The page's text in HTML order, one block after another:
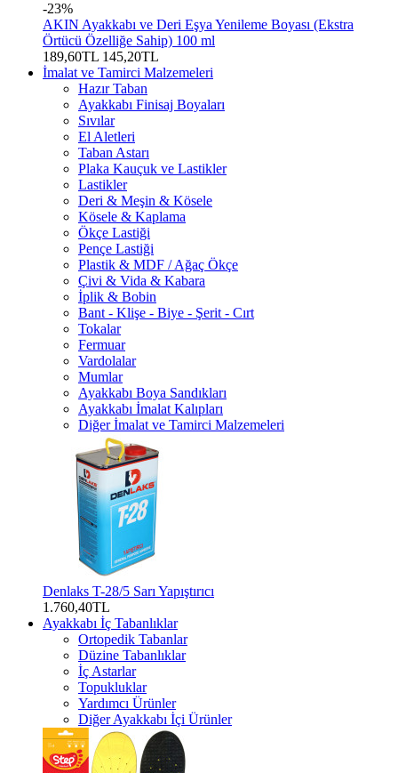
-23%
AKIN Ayakkabı ve Deri Eşya Yenileme Boyası (Ekstra
Örtücü Özelliğe Sahip) 100 ml
189,60TL 145,20TL
İmalat ve Tamirci Malzemeleri
Hazır Taban
Ayakkabı Finisaj Boyaları
Sıvılar
El Aletleri
Taban Astarı
Plaka Kauçuk ve Lastikler
Lastikler
Deri & Meşin & Kösele
Kösele & Kaplama
Ökçe Lastiği
Pençe Lastiği
Plastik & MDF / Ağaç Ökçe
Çivi & Vida & Kabara
İplik & Bobin
Bant - Klişe - Biye - Şerit - Cırt
Tokalar
Fermuar
Vardolalar
Mumlar
Ayakkabı Boya Sandıkları
Ayakkabı İmalat Kalıpları
Diğer İmalat ve Tamirci Malzemeleri
Denlaks T-28/5 Sarı Yapıştırıcı
1.760,40TL
Ayakkabı İç Tabanlıklar
Ortopedik Tabanlar
Düzine Tabanlıklar
İç Astarlar
Topukluklar
Yardımcı Ürünler
Diğer Ayakkabı İçi Ürünler